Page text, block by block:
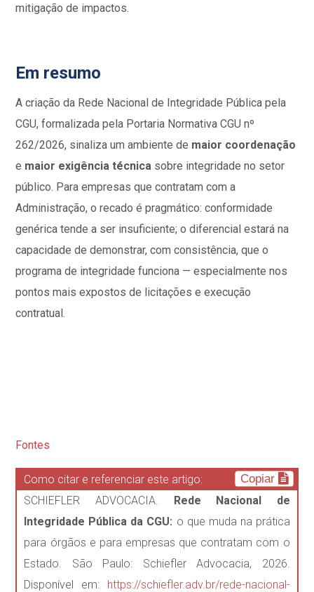
mitigação de impactos.
Em resumo
A criação da Rede Nacional de Integridade Pública pela
CGU, formalizada pela Portaria Normativa CGU nº
262/2026, sinaliza um ambiente de maior coordenação
e maior exigência técnica sobre integridade no setor
público. Para empresas que contratam com a
Administração, o recado é pragmático: conformidade
genérica tende a ser insuficiente; o diferencial estará na
capacidade de demonstrar, com consistência, que o
programa de integridade funciona — especialmente nos
pontos mais expostos de licitações e execução
contratual.
Fontes
Como citar e referenciar este artigo: Copiar
SCHIEFLER ADVOCACIA. Rede Nacional de
Integridade Pública da CGU: o que muda na prática
para órgãos e para empresas que contratam com o
Estado. São Paulo: Schiefler Advocacia, 2026.
Disponível em: https://schiefler.adv.br/rede-nacional-